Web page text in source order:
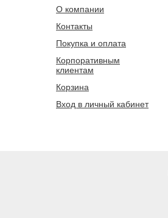
О компании
Контакты
Покупка и оплата
Корпоративным
клиентам
Корзина
Вход в личный кабинет